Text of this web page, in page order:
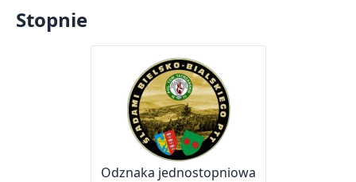
Stopnie
Odznaka jednostopniowa